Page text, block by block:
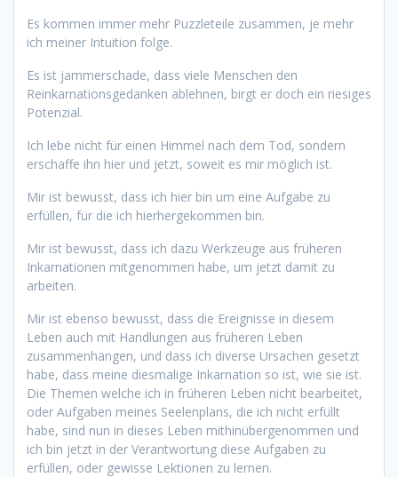
Es kommen immer mehr Puzzleteile zusammen, je mehr
ich meiner Intuition folge.
Es ist jammerschade, dass viele Menschen den
Reinkarnationsgedanken ablehnen, birgt er doch ein riesiges
Potenzial.
Ich lebe nicht für einen Himmel nach dem Tod, sondern
erschaffe ihn hier und jetzt, soweit es mir möglich ist.
Mir ist bewusst, dass ich hier bin um eine Aufgabe zu
erfüllen, für die ich hierhergekommen bin.
Mir ist bewusst, dass ich dazu Werkzeuge aus früheren
Inkarnationen mitgenommen habe, um jetzt damit zu
arbeiten.
Mir ist ebenso bewusst, dass die Ereignisse in diesem
Leben auch mit Handlungen aus früheren Leben
zusammenhängen, und dass ich diverse Ursachen gesetzt
habe, dass meine diesmalige Inkarnation so ist, wie sie ist.
Die Themen welche ich in früheren Leben nicht bearbeitet,
oder Aufgaben meines Seelenplans, die ich nicht erfüllt
habe, sind nun in dieses Leben mithinübergenommen und
ich bin jetzt in der Verantwortung diese Aufgaben zu
erfüllen, oder gewisse Lektionen zu lernen.